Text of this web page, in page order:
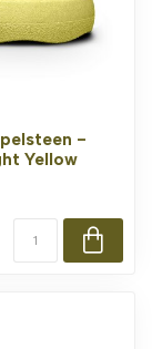
-
Yellow